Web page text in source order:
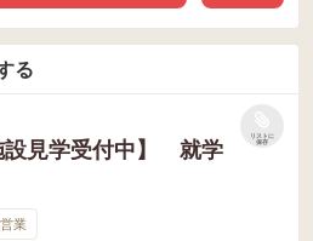
る
見学受付中】 就学
リストに
保存
業